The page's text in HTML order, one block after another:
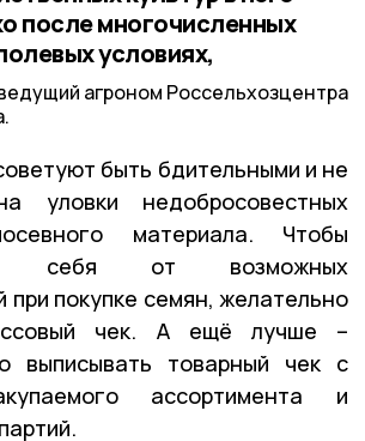
после многочисленных
условиях,
агроном Россельхозцентра
быть бдительными и не
уловки недобросовестных
материала. Чтобы
себя от возможных
при покупке семян, желательно
чек. А ещё лучше –
выписывать товарный чек с
ассортимента и